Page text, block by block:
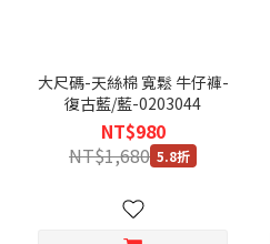
大尺碼-天絲棉 寬鬆 牛仔褲-
復古藍/藍-0203044
NT$980
NT$1,680 5.8折